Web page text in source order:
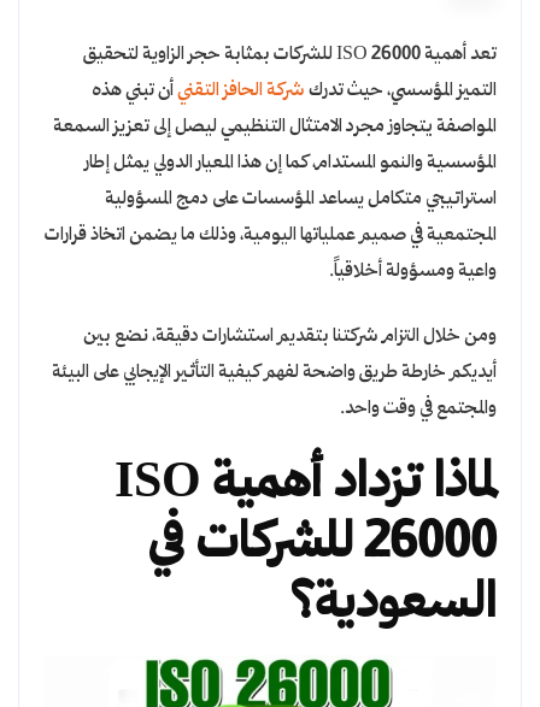
تعد أهمية ISO 26000 للشركات بمثابة حجر الزاوية لتحقيق
التميز المؤسسي، حيث تدركشركة الحافز التقنيأن تبني هذه
المواصفة يتجاوز مجرد الامتثال التنظيمي ليصل إلى تعزيز السمعة
المؤسسية والنمو المستدام، كما إن هذا المعيار الدولي يمثل إطار
استراتيجي متكامل يساعد المؤسسات على دمج المسؤولية
المجتمعية في صميم عملياتها اليومية، وذلك ما يضمن اتخاذ قرارات
واعية ومسؤولة أخلاقياً.
ومن خلال التزام شركتنا بتقديم استشارات دقيقة، نضع بين
أيديكم خارطة طريق واضحة لفهم كيفية التأثير الإيجابي على البيئة
والمجتمع في وقت واحد.
لماذا تزداد أهمية ISO
26000 للشركات في
السعودية؟